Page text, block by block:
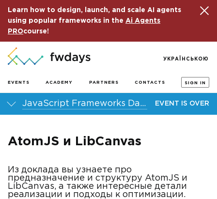
Learn how to design, launch, and scale AI agents
using popular frameworks in the Ai Agents
PROcourse!
EVENTS ACADEMY PARTNERS CONTACTS SIGN IN
УКРАЇНСЬКОЮ
JavaScript Frameworks Day 2013 EVENT IS OVER
AtomJS и LibCanvas
Из доклада вы узнаете про
предназначение и структуру AtomJS и
LibCanvas, а также интересные детали
реализации и подходы к оптимизации.